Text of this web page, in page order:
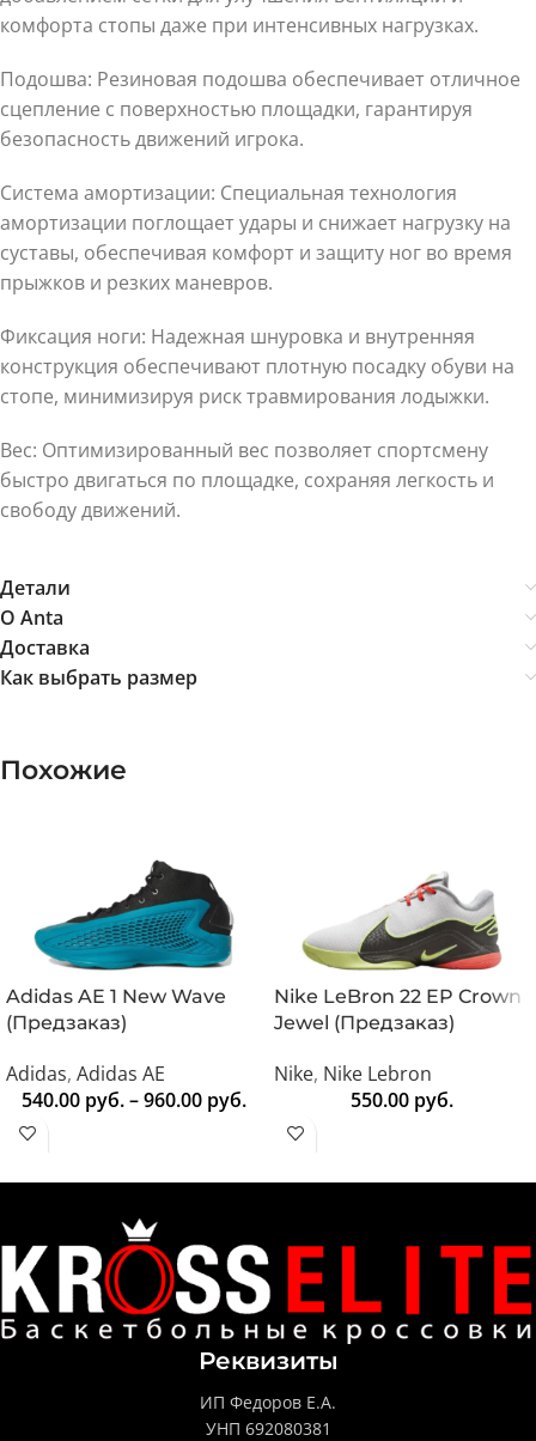
комфорта стопы даже при интенсивных нагрузках.
Подошва: Резиновая подошва обеспечивает отличное
сцепление с поверхностью площадки, гарантируя
безопасность движений игрока.
Система амортизации: Специальная технология
амортизации поглощает удары и снижает нагрузку на
суставы, обеспечивая комфорт и защиту ног во время
прыжков и резких маневров.
Фиксация ноги: Надежная шнуровка и внутренняя
конструкция обеспечивают плотную посадку обуви на
стопе, минимизируя риск травмирования лодыжки.
Вес: Оптимизированный вес позволяет спортсмену
быстро двигаться по площадке, сохраняя легкость и
свободу движений.
Детали
О Anta
Доставка
Как выбрать размер
Похожие
Adidas AE 1 New Wave
(Предзаказ)
Adidas, Adidas AE
540.00 руб.–960.00 руб.
Nike LeBron 22 EP Crown
Jewel (Предзаказ)
Nike, Nike Lebron
550.00 руб.
Реквизиты
ИП Федоров Е.А.
УНП 692080381